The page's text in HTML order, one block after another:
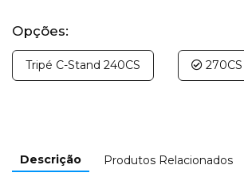
Opções:
Tripé C-Stand 240CS 270CS
Descrição Produtos Relacionados